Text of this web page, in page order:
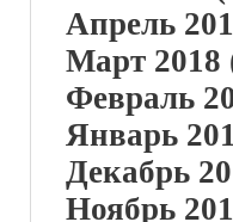
Апрель
Март 2018
Февраль
Январь
Декабрь
Ноябрь